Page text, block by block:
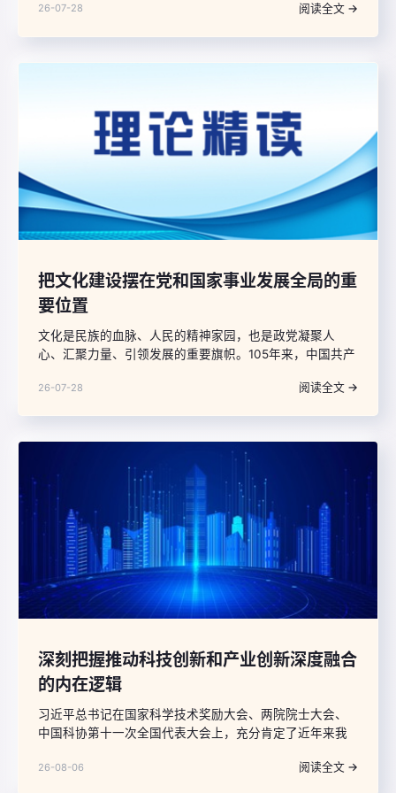
26-07-28 阅读全文 →
把文化建设摆在党和国家事业发展全局的重
要位置
文化是民族的血脉、人民的精神家园，也是政党凝聚人
心、汇聚力量、引领发展的重要旗帜。105年来，中国共产
置，以文化力量支撑强国建设、民族复兴伟业。立足新时
26-07-28 阅读全文 →
深刻把握推动科技创新和产业创新深度融合
的内在逻辑
习近平总书记在国家科学技术奖励大会、两院院士大会、
中国科协第十一次全国代表大会上，充分肯定了近年来我
新形势，就进一步增强责任感紧迫感使命感、全力抓好党
26-08-06 阅读全文 →